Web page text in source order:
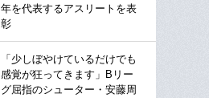
年を代表するアスリートを表
彰
「少しぼやけているだけでも
感覚が狂ってきます」Bリー
グ屈指のシューター・安藤周